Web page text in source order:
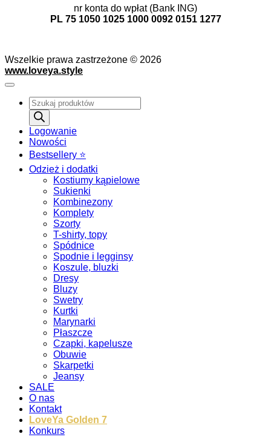
nr konta do wpłat (Bank ING)
PL 75 1050 1025 1000 0092 0151 1277
Wszelkie prawa zastrzeżone © 2026
www.loveya.style
Wyszukiwarka
produktów
Logowanie
Nowości
Bestsellery ⭐️
Odzież i dodatki
Kostiumy kąpielowe
Sukienki
Kombinezony
Komplety
Szorty
T-shirty, topy
Spódnice
Spodnie i legginsy
Koszule, bluzki
Dresy
Bluzy
Swetry
Kurtki
Marynarki
Płaszcze
Czapki, kapelusze
Obuwie
Skarpetki
Jeansy
SALE
O nas
Kontakt
LoveYa Golden 7
Konkurs